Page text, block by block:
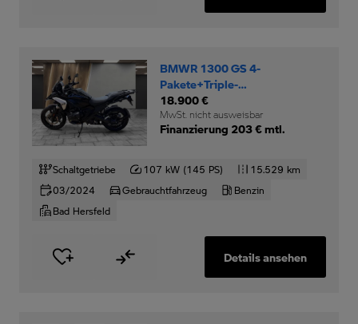
BMWR 1300 GS 4-
Pakete+Triple-
Black+Motorschutzbügel+
18.900 €
MwSt. nicht ausweisbar
Finanzierung 203 € mtl.
Schaltgetriebe 107 kW (145 PS)
15.529 km
03/2024
Gebrauchtfahrzeug
Benzin
Bad Hersfeld
Details ansehen